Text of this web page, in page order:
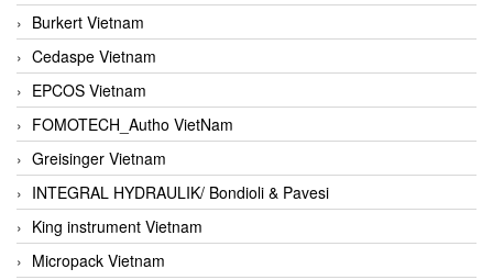
Burkert Vietnam
Cedaspe Vietnam
EPCOS Vietnam
FOMOTECH_Autho VietNam
Greisinger Vietnam
INTEGRAL HYDRAULIK/ Bondioli & Pavesi
King instrument Vietnam
Micropack Vietnam